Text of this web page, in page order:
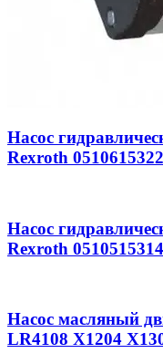
Насос
Rexroth
Насос
Rexroth 0510515314
Насос масляный
LR4108 X1204